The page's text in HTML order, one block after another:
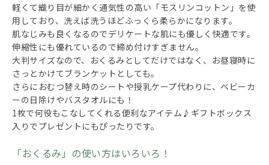
軽くて織り目が細かく通気性の高い「モスリンコットン」を使
用しており、洗えば洗うほどふっくら柔らかになります。
肌なじみも良くなるのでデリケートな肌にも優しく快適です。
伸縮性にも優れているので締め付けすぎません。
大判サイズなので、おくるみとしてだけではなく、お昼寝時に
さっとかけてブランケットとしても。
さらにおむつ替え時のシートや授乳ケープ代わりに、ベビーカ
ーの日除けやバスタオルにも！
1枚で何役もこなしてくれる便利なアイテム♪ギフトボックス
入りでプレゼントにもぴったりです。
「おくるみ」の使い方はいろいろ！